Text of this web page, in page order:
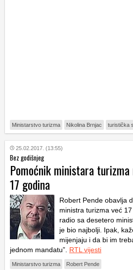
Ministarstvo turizma Nikolina Brnjac turistička
25.02.2017. (13:55)
Bez godišnjeg
Pomoćnik ministara
17 godina
Robert Pende obavlja
ministra turizma već
radio sa desetero
je bio najbolji. Ipak,
mijenjaju i da bi im
jednom mandatu”. RTL vijesti
Ministarstvo turizma Robert Pende